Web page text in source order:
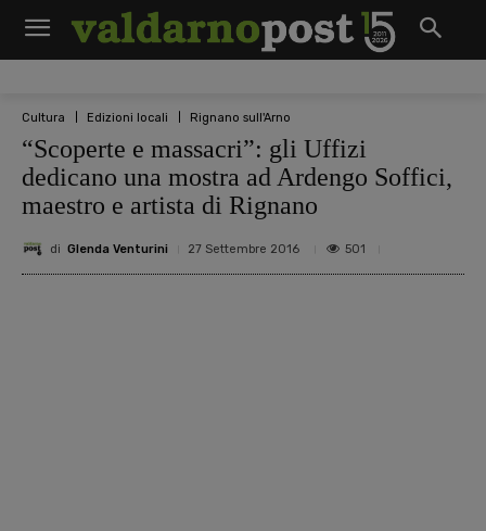
Cultura Edizioni locali Rignano sull'Arno
“Scoperte e massacri”: gli Uffizi
dedicano una mostra ad Ardengo Soffici,
maestro e artista di Rignano
di Glenda Venturini 27 Settembre 2016 501